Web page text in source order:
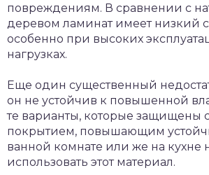
повреждениям. В сравнении с
деревом ламинат имеет низкий
особенно при высоких
нагрузках.
Еще один существенный
он не устойчив к повышенной
те варианты, которые защищены
покрытием, повышающим
ванной комнате или же на кухне
использовать этот материал.